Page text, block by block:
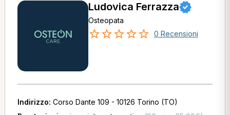
Ludovica Ferrazza
Osteopata
0 Recensioni
Indirizzo: Corso Dante 109 - 10126 Torino (TO)